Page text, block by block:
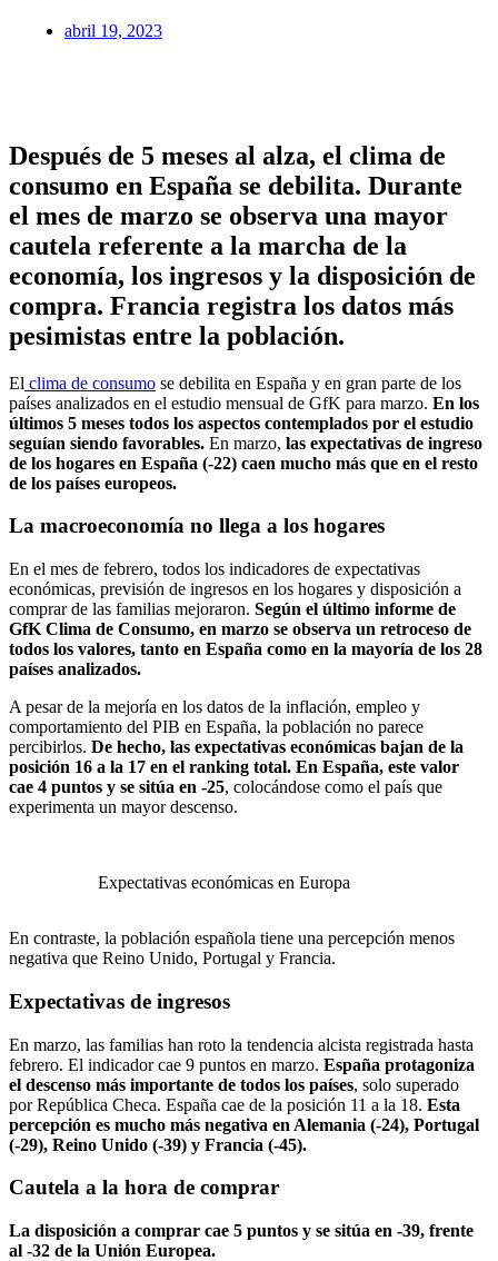
abril 19, 2023
Después de 5 meses al alza, el clima de
consumo en España se debilita. Durante
el mes de marzo se observa una mayor
cautela referente a la marcha de la
economía, los ingresos y la disposición de
compra. Francia registra los datos más
pesimistas entre la población.
El clima de consumo se debilita en España y en gran parte de los
países analizados en el estudio mensual de GfK para marzo. En los
últimos 5 meses todos los aspectos contemplados por el estudio
seguían siendo favorables. En marzo, las expectativas de ingreso
de los hogares en España (-22) caen mucho más que en el resto
de los países europeos.
La macroeconomía no llega a los hogares
En el mes de febrero, todos los indicadores de expectativas
económicas, previsión de ingresos en los hogares y disposición a
comprar de las familias mejoraron. Según el último informe de
GfK Clima de Consumo, en marzo se observa un retroceso de
todos los valores, tanto en España como en la mayoría de los 28
países analizados.
A pesar de la mejoría en los datos de la inflación, empleo y
comportamiento del PIB en España, la población no parece
percibirlos. De hecho, las expectativas económicas bajan de la
posición 16 a la 17 en el ranking total. En España, este valor
cae 4 puntos y se sitúa en -25, colocándose como el país que
experimenta un mayor descenso.
Expectativas económicas en Europa
En contraste, la población española tiene una percepción menos
negativa que Reino Unido, Portugal y Francia.
Expectativas de ingresos
En marzo, las familias han roto la tendencia alcista registrada hasta
febrero. El indicador cae 9 puntos en marzo. España protagoniza
el descenso más importante de todos los países, solo superado
por República Checa. España cae de la posición 11 a la 18. Esta
percepción es mucho más negativa en Alemania (-24), Portugal
(-29), Reino Unido (-39) y Francia (-45).
Cautela a la hora de comprar
La disposición a comprar cae 5 puntos y se sitúa en -39, frente
al -32 de la Unión Europea.